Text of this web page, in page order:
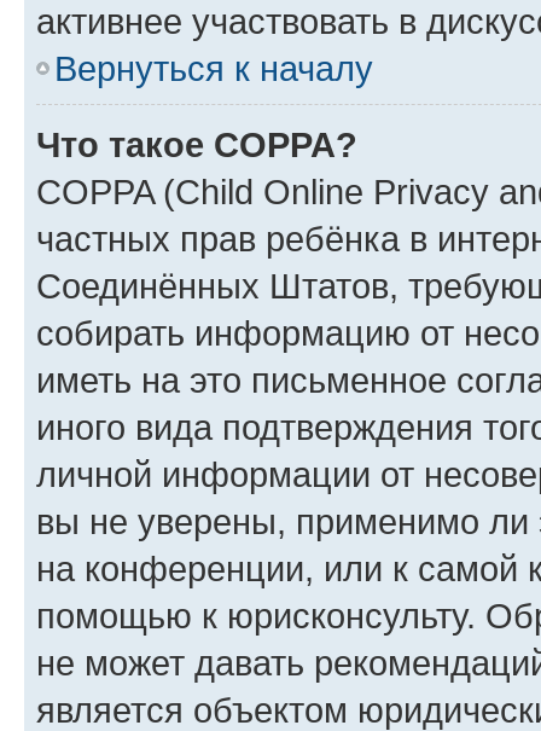
активнее участвовать в
Вернуться к началу
Что такое COPPA?
COPPA (Child Online Privacy
частных прав ребёнка в
Соединённых Штатов,
собирать информацию от
иметь на это письменное
иного вида подтверждения
личной информации от
вы не уверены, применимо ли
на конференции, или к самой
помощью к юрисконсульту.
не может давать
является объектом